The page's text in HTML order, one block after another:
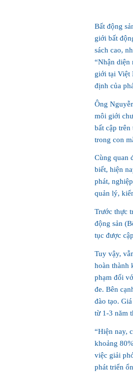
Bất động
giới bất
sách cao,
“Nhận diện
giới tại Việt
định của
Ông
môi giới
bất cập
trong con
Cùng quan
biết, hiện
phát,
quản lý,
Trước thực
động sản
tục được
Tuy vậy,
hoàn thành
phạm đối
đe. Bên
đào tạo.
từ 1-3 năm
“Hiện nay,
khoảng
việc giải
phát triển